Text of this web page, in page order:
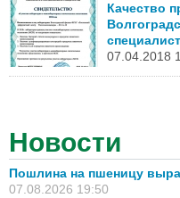
Качество
07.04.2018
Новости
Пошлина на пшеницу
07.08.2026 19:50